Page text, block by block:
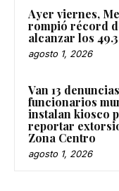
Ayer viernes,
rompió récord
alcanzar los
agosto 1, 2026
Van 13
funcionarios
instalan kiosco
reportar
Zona Centro
agosto 1, 2026